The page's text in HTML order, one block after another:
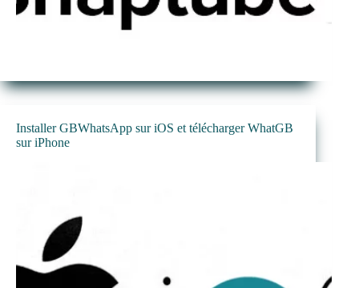
Installer GBWhatsApp sur iOS et télécharger WhatGB
sur iPhone